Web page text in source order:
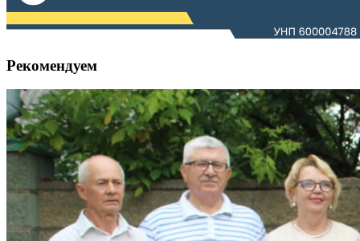
Рекомендуем